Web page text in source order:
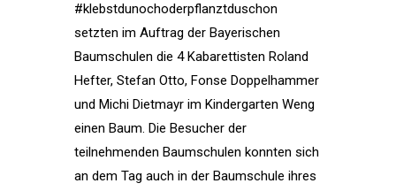
#klebstdunochoderpflanztduschon
setzten im Auftrag der Bayerischen
Baumschulen die 4 Kabarettisten Roland
Hefter, Stefan Otto, Fonse Doppelhammer
und Michi Dietmayr im Kindergarten Weng
einen Baum. Die Besucher der
teilnehmenden Baumschulen konnten sich
an dem Tag auch in der Baumschule ihres